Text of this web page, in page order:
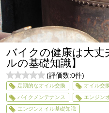
バイクの健康は大丈
ルの基礎知識】
0
5
(評価数:0件)
定期的なオイル交換 オイル交
バイクメンテナンス
エンジン
エンジンオイル基礎知識